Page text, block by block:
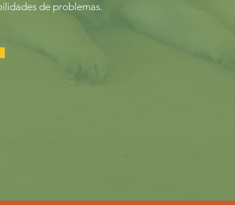
de problemas.